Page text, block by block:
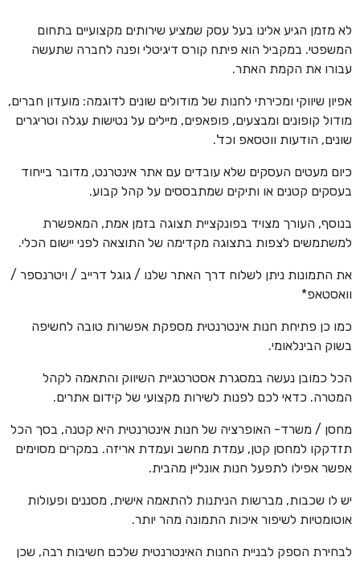
לא מזמן הגיע אלינו בעל עסק שמציע שירותים מקצועיים בתחום
המשפטי. במקביל הוא פיתח קורס דיגיטלי ופנה לחברה שתעשה
עבורו את הקמת האתר.
אפיון שיווקי ומכירתי לחנות של מודולים שונים לדוגמה: מועדון חברים,
מודול קופונים ומבצעים, פופאפים, מיילים על נטישות עגלה וטריגרים
שונים, הודעות ווטסאפ וכד'.
כיום מעטים העסקים שלא עובדים עם אתר אינטרנט, מדובר בייחוד
בעסקים קטנים או ותיקים שמתבססים על קהל קבוע.
בנוסף, העורך מצויד בפונקציית תצוגה בזמן אמת, המאפשרת
למשתמשים לצפות בתצוגה מקדימה של התוצאה לפני יישום הכלי.
את התמונות ניתן לשלוח דרך האתר שלנו / גוגל דרייב / ויטרנספר /
וואסטאפ*
כמו כן פתיחת חנות אינטרנטית מספקת אפשרות טובה לחשיפה
בשוק הבינלאומי.
הכל כמובן נעשה במסגרת אסטרטגיית השיווק והתאמה לקהל
המטרה. כדאי לכם לפנות לשירות מקצועי של קידום אתרים.
מחסן / משרד- האופרציה של חנות אינטרנטית היא קטנה, בסך הכל
תזדקקו למחסן קטן, עמדת מחשב ועמדת אריזה. במקרים מסוימים
אפשר אפילו לתפעל חנות אונליין מהבית.
יש לו שכבות, מברשות הניתנות להתאמה אישית, מסננים ופעולות
אוטומטיות לשיפור איכות התמונה מהר יותר.
לבחירת הספק לבניית החנות האינטרנטית שלכם חשיבות רבה, שכן